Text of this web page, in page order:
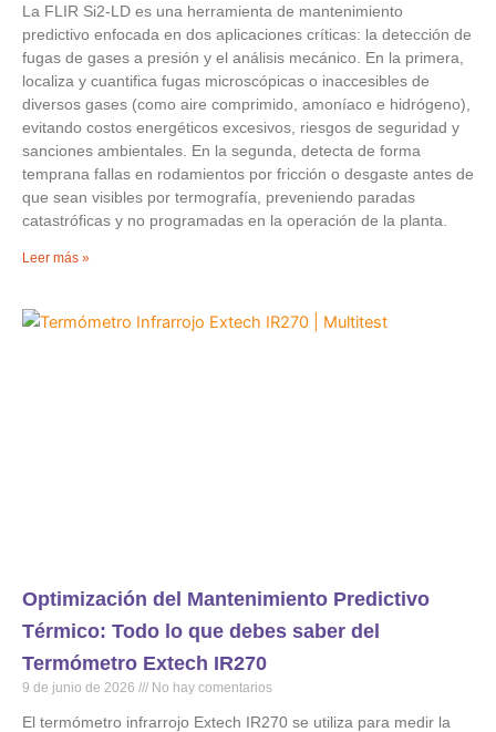
La FLIR Si2-LD es una herramienta de mantenimiento
predictivo enfocada en dos aplicaciones críticas: la detección de
fugas de gases a presión y el análisis mecánico. En la primera,
localiza y cuantifica fugas microscópicas o inaccesibles de
diversos gases (como aire comprimido, amoníaco e hidrógeno),
evitando costos energéticos excesivos, riesgos de seguridad y
sanciones ambientales. En la segunda, detecta de forma
temprana fallas en rodamientos por fricción o desgaste antes de
que sean visibles por termografía, preveniendo paradas
catastróficas y no programadas en la operación de la planta.
Leer más »
Optimización del Mantenimiento Predictivo
Térmico: Todo lo que debes saber del
Termómetro Extech IR270
9 de junio de 2026 No hay comentarios
El termómetro infrarrojo Extech IR270 se utiliza para medir la